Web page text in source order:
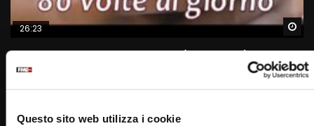
Questo sito web utilizza i cookie
26:23
“Anziani e digitale: scarso utilizzo (e desiderio) di
tecnologia?”
SIMONA MARMORINO
02/10/2025